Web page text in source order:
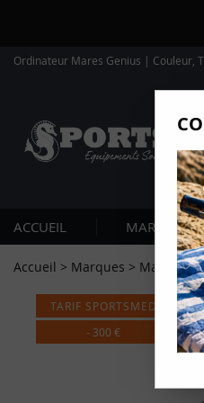
Ordinateur Mares Genius | Couleur,
ACCUEIL MARQUES
Accueil > Marques > Mares >
TARIF SPORTSMED
- 300 €